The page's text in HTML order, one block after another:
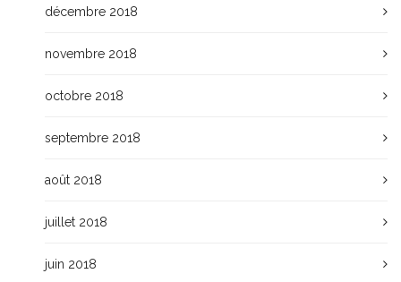
décembre 2018
novembre 2018
octobre 2018
septembre 2018
août 2018
juillet 2018
juin 2018